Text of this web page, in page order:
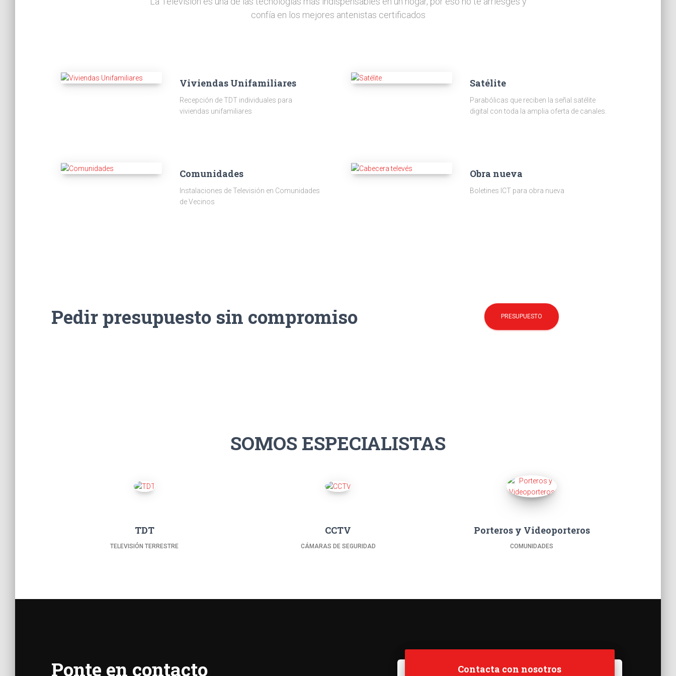
confía en los mejores antenistas certificados
Viviendas Unifamiliares
Recepción de TDT individuales para
viviendas unifamiliares
Satélite
Parabólicas que reciben la señal satélite
digital con toda la amplia oferta de canales.
Comunidades
Instalaciones de Televisión en Comunidades
de Vecinos
Obra nueva
Boletines ICT para obra nueva
Pedir presupuesto sin compromiso PRESUPUESTO
SOMOS ESPECIALISTAS
TDT
TELEVISIÓN TERRESTRE
CCTV
CÁMARAS DE SEGURIDAD
Porteros y Videoporteros
COMUNIDADES
Ponte en contacto Contacta con nosotros